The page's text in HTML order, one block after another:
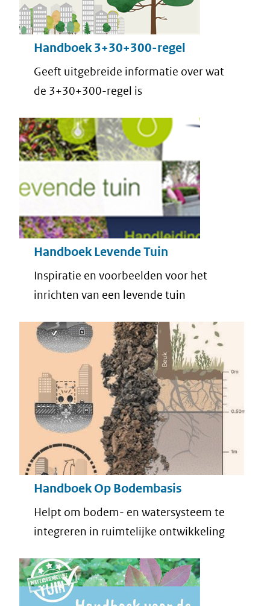
Handboek 3+30+300-regel
Geeft uitgebreide informatie over wat
de 3+30+300-regel is
Handboek Levende Tuin
Inspiratie en voorbeelden voor het
inrichten van een levende tuin
Handboek Op Bodembasis
Helpt om bodem- en watersysteem te
integreren in ruimtelijke ontwikkeling